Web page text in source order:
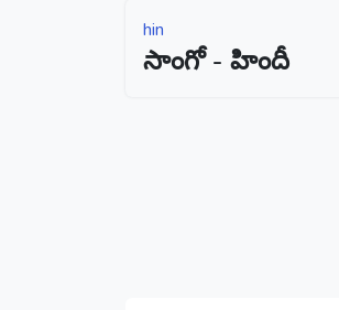
hin
సాంగో - హిందీ